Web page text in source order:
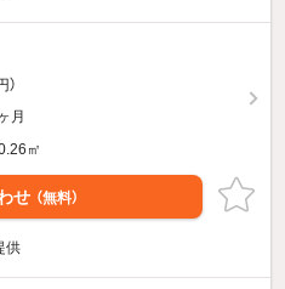
月
㎡
せ （無料）
供